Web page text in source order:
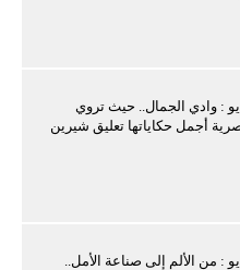
: وادي الجمال.. حيث تروي
أجمل حكاياتها تعليق شيرين
: من الألم إلى صناعة الأمل..